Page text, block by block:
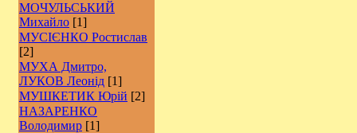
МОЧУЛЬСЬКИЙ
Михайло [1]
МУСІЄНКО Ростислав
[2]
МУХА Дмитро,
ЛУКОВ Леонід [1]
МУШКЕТИК Юрій [2]
НАЗАРЕНКО
Володимир [1]